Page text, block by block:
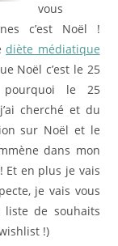
vous
c’est Noël !
diète médiatique
Noël c’est le 25
pourquoi le 25
cherché et du
sur Noël et le
dans mon
Et en plus je vais
je vais vous
de souhaits
!)